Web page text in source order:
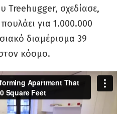
Treehugger, σχεδίασε,
για 1.000.000
διαμέρισμα 39
κόσμο.